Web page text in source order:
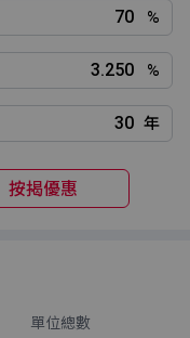
%
%
年
按揭優惠
單位總數